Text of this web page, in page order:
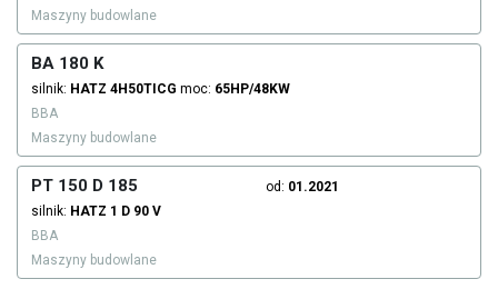
Maszyny budowlane
BA 180 K
silnik: HATZ 4H50TICG moc: 65HP/48KW
BBA
Maszyny budowlane
PT 150 D 185 od: 01.2021
silnik: HATZ 1 D 90 V
BBA
Maszyny budowlane